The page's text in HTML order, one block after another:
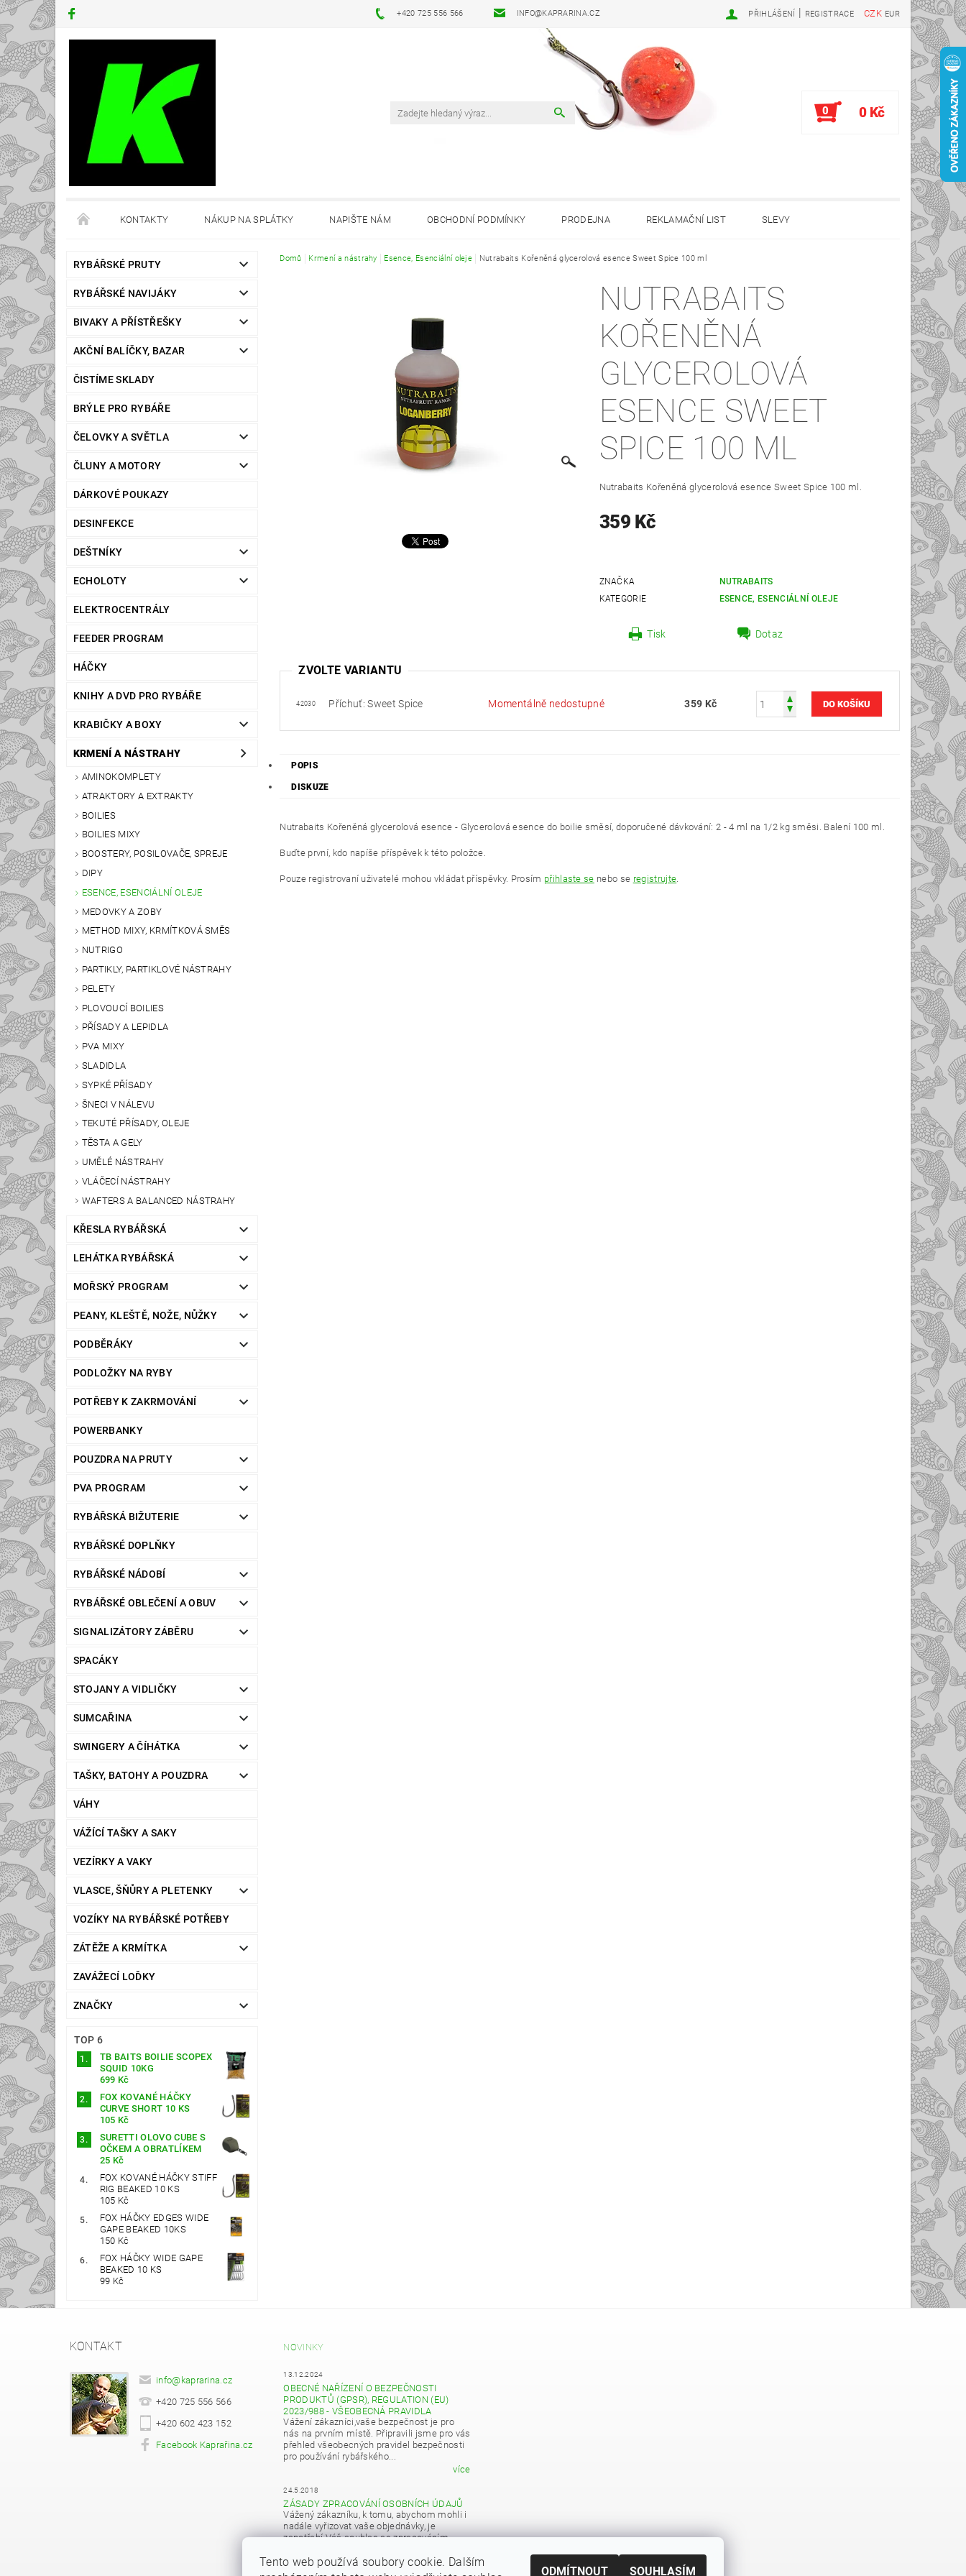
+420 725 556 566 INFO@KAPRARINA.CZ CZK EUR
PŘIHLÁŠENÍ | REGISTRACE
0 0 Kč
KONTAKTY NÁKUP NA SPLÁTKY NAPIŠTE NÁM OBCHODNÍ PODMÍNKY PRODEJNA REKLAMAČNÍ LIST SLEVY
RYBÁŘSKÉ PRUTY
RYBÁŘSKÉ NAVIJÁKY
BIVAKY A PŘÍSTŘEŠKY
AKČNÍ BALÍČKY, BAZAR
ČISTÍME SKLADY
BRÝLE PRO RYBÁŘE
ČELOVKY A SVĚTLA
ČLUNY A MOTORY
DÁRKOVÉ POUKAZY
DESINFEKCE
DEŠTNÍKY
ECHOLOTY
ELEKTROCENTRÁLY
FEEDER PROGRAM
HÁČKY
KNIHY A DVD PRO RYBÁŘE
KRABIČKY A BOXY
KRMENÍ A NÁSTRAHY
AMINOKOMPLETY
ATRAKTORY A EXTRAKTY
BOILIES
BOILIES MIXY
BOOSTERY, POSILOVAČE, SPREJE
DIPY
ESENCE, ESENCIÁLNÍ OLEJE
MEDOVKY A ZOBY
METHOD MIXY, KRMÍTKOVÁ SMĚS
NUTRIGO
PARTIKLY, PARTIKLOVÉ NÁSTRAHY
PELETY
PLOVOUCÍ BOILIES
PŘÍSADY A LEPIDLA
PVA MIXY
SLADIDLA
SYPKÉ PŘÍSADY
ŠNECI V NÁLEVU
TEKUTÉ PŘÍSADY, OLEJE
TĚSTA A GELY
UMĚLÉ NÁSTRAHY
VLÁČECÍ NÁSTRAHY
WAFTERS A BALANCED NÁSTRAHY
KŘESLA RYBÁŘSKÁ
LEHÁTKA RYBÁŘSKÁ
MOŘSKÝ PROGRAM
PEANY, KLEŠTĚ, NOŽE, NŮŽKY
PODBĚRÁKY
PODLOŽKY NA RYBY
POTŘEBY K ZAKRMOVÁNÍ
POWERBANKY
POUZDRA NA PRUTY
PVA PROGRAM
RYBÁŘSKÁ BIŽUTERIE
RYBÁŘSKÉ DOPLŇKY
RYBÁŘSKÉ NÁDOBÍ
RYBÁŘSKÉ OBLEČENÍ A OBUV
SIGNALIZÁTORY ZÁBĚRU
SPACÁKY
STOJANY A VIDLIČKY
SUMCAŘINA
SWINGERY A ČÍHÁTKA
TAŠKY, BATOHY A POUZDRA
VÁHY
VÁŽÍCÍ TAŠKY A SAKY
VEZÍRKY A VAKY
VLASCE, ŠŇŮRY A PLETENKY
VOZÍKY NA RYBÁŘSKÉ POTŘEBY
ZÁTĚŽE A KRMÍTKA
ZAVÁŽECÍ LOĎKY
ZNAČKY
TOP 6
TB BAITS BOILIE SCOPEX
SQUID 10KG
699 Kč
FOX KOVANÉ HÁČKY
CURVE SHORT 10 KS
105 Kč
SURETTI OLOVO CUBE S
OČKEM A OBRATLÍKEM
25 Kč
FOX KOVANÉ HÁČKY STIFF
RIG BEAKED 10 KS
105 Kč
FOX HÁČKY EDGES WIDE
GAPE BEAKED 10KS
150 Kč
FOX HÁČKY WIDE GAPE
BEAKED 10 KS
99 Kč
Domů Krmení a nástrahy Esence, Esenciální oleje Nutrabaits Kořeněná glycerolová esence Sweet Spice 100 ml
NUTRABAITS
KOŘENĚNÁ
GLYCEROLOVÁ
ESENCE SWEET
SPICE 100 ML
Nutrabaits Kořeněná glycerolová esence Sweet Spice 100 ml.
359 Kč
ZNAČKA
NUTRABAITS
KATEGORIE
ESENCE, ESENCIÁLNÍ OLEJE
Tisk Dotaz
ZVOLTE VARIANTU
42030 Příchuť: Sweet Spice Momentálně nedostupné 359 Kč
POPIS
DISKUZE
Nutrabaits Kořeněná glycerolová esence - Glycerolová esence do boilie směsí, doporučené dávkování: 2 - 4 ml na 1/2 kg směsi. Balení 100 ml.
Buďte první, kdo napíše příspěvek k této položce.
Pouze registrovaní uživatelé mohou vkládat příspěvky. Prosím přihlaste se nebo se registrujte.
KONTAKT
info@kaprarina.cz
+420 725 556 566
+420 602 423 152
Facebook Kaprařina.cz
NOVINKY
13.12.2024
OBECNÉ NAŘÍZENÍ O BEZPEČNOSTI
PRODUKTŮ (GPSR), REGULATION (EU)
2023/988 - VŠEOBECNÁ PRAVIDLA
Vážení zákazníci,vaše bezpečnost je pro
nás na prvním místě. Připravili jsme pro vás
přehled všeobecných pravidel bezpečnosti
pro používání rybářského...
více
24.5.2018
ZÁSADY ZPRACOVÁNÍ OSOBNÍCH ÚDAJŮ
Vážený zákazníku, k tomu, abychom mohli i
nadále vyřizovat vaše objednávky, je
zapotřebí Váš souhlas se zpracováním
více
Tento web používá soubory cookie. Dalším
ODMÍTNOUT SOUHLASÍM